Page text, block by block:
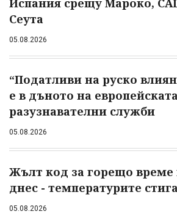
Испания срещу Мароко,
Сеута
05.08.2026
“Податливи на руско
е в дъното на
разузнавателни служби
05.08.2026
Жълт код за горещо време
днес - температурите
05.08.2026